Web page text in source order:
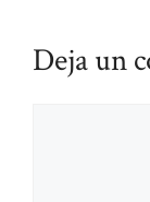
Deja un